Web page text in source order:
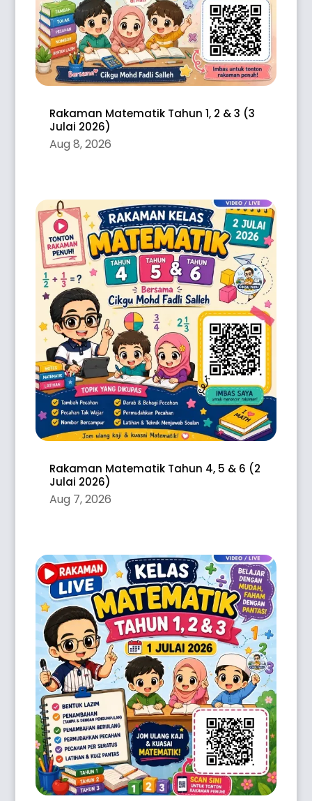
Rakaman Matematik Tahun 1, 2 & 3 (3
Julai 2026)
Aug 8, 2026
Rakaman Matematik Tahun 4, 5 & 6 (2
Julai 2026)
Aug 7, 2026